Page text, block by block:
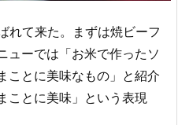
れて来た。まずは焼ビーフ
ューでは「お米で作ったソ
ことに美味なもの」と紹介
ことに美味」という表現